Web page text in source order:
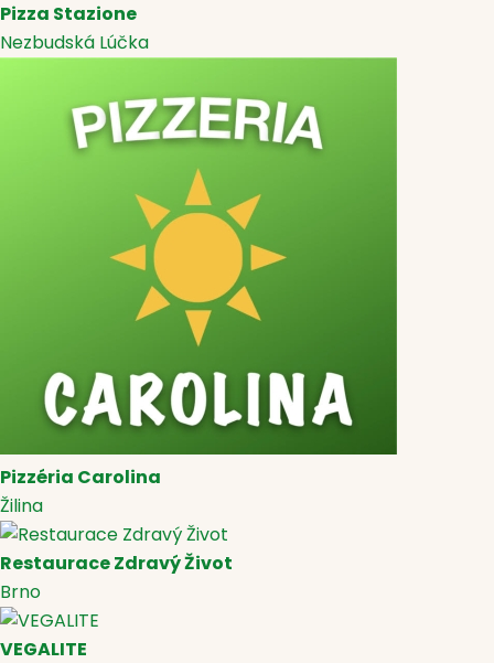
Pizza Stazione
Nezbudská Lúčka
Pizzéria Carolina
Žilina
Restaurace Zdravý Život
Brno
VEGALITE